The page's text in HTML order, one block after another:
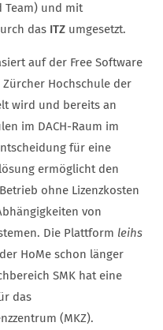
Team) und mit
das ITZ umgesetzt.
auf der Free Software
Hochschule der
wird und bereits an
im DACH-Raum im
für eine
ermöglicht den
ohne Lizenzkosten
von
Die Plattform leihs
HoMe schon länger
SMK hat eine
das
(MKZ).